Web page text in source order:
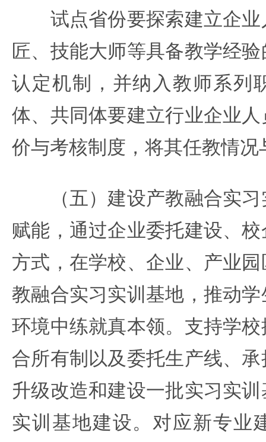
试点省份要探索建立企业
匠、技能大师等具备教学经
认定机制，并纳入教师系列
体、共同体要建立行业企业
价与考核制度，将其任教情
（五）建设产教融合实习
赋能，通过企业委托建设、
方式，在学校、企业、产业
教融合实习实训基地，推动
环境中练就真本领。支持学
合所有制以及委托生产线、
升级改造和建设一批实习实
实训基地建设。对应新专业